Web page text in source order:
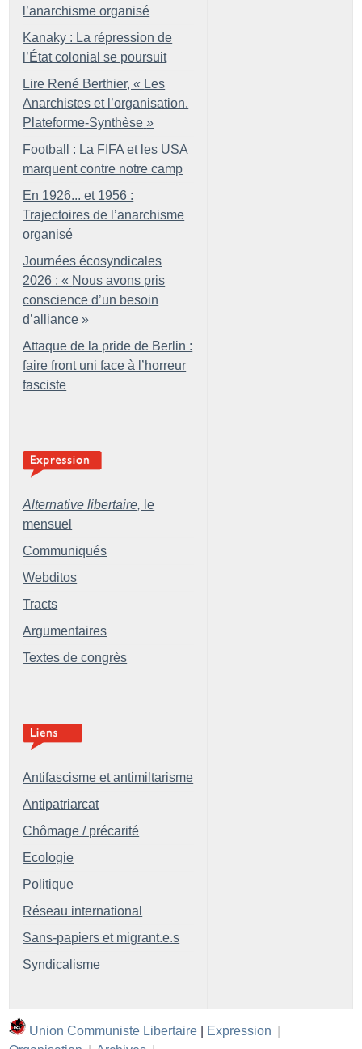
l’anarchisme organisé
Kanaky : La répression de
l’État colonial se poursuit
Lire René Berthier, « Les
Anarchistes et l’organisation.
Plateforme-Synthèse »
Football : La FIFA et les USA
marquent contre notre camp
En 1926... et 1956 :
Trajectoires de l’anarchisme
organisé
Journées écosyndicales
2026 : « Nous avons pris
conscience d’un besoin
d’alliance »
Attaque de la pride de Berlin :
faire front uni face à l’horreur
fasciste
Alternative libertaire, le
mensuel
Communiqués
Webditos
Tracts
Argumentaires
Textes de congrès
Antifascisme et antimiltarisme
Antipatriarcat
Chômage / précarité
Ecologie
Politique
Réseau international
Sans-papiers et migrant.e.s
Syndicalisme
Union Communiste Libertaire Expression